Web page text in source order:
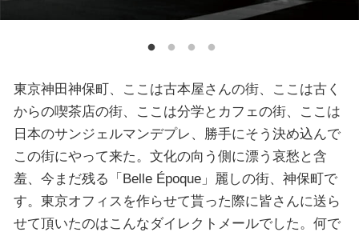
東京神田神保町、ここは古本屋さんの街、ここは古く
からの喫茶店の街、ここは分学とカフェの街、ここは
日本のサンジェルマンデプレ、勝手にそう決め込んで
この街にやって来た。文化の向う側に漂う哀愁と含
羞、今まだ残る「Belle Époque」麗しの街、神保町で
す。東京オフィスを作らせて貰った際に皆さんに送ら
せて頂いたのはこんなダイレクトメールでした。何で